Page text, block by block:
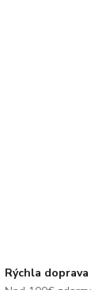
Rýchla doprava